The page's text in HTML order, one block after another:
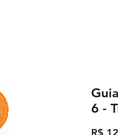
6 -
R$